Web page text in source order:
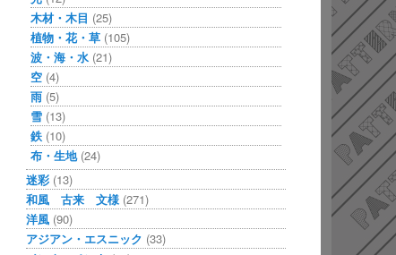
木材・木目 (25)
植物・花・草 (105)
波・海・水 (21)
空 (4)
雨 (5)
雪 (13)
鉄 (10)
布・生地(24)
迷彩 (13)
和風 古来 文様 (271)
洋風 (90)
アジアン・エスニック (33)